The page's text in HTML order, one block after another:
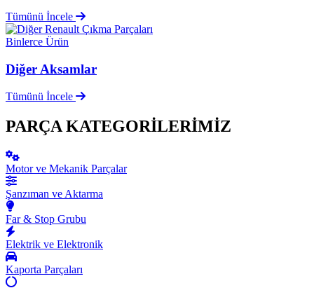
Tümünü İncele
Binlerce Ürün
Diğer Aksamlar
Tümünü İncele
PARÇA KATEGORİLERİMİZ
Motor ve Mekanik Parçalar
Şanzıman ve Aktarma
Far & Stop Grubu
Elektrik ve Elektronik
Kaporta Parçaları